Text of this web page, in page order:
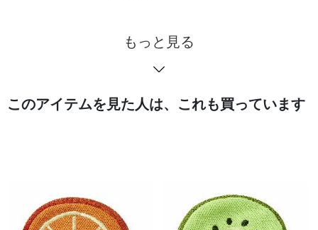
もっと見る
このアイテムを見た人は、これも買っています